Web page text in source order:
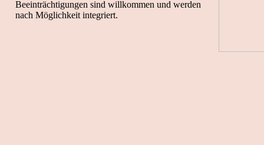
Beeinträchtigungen sind willkommen und werden
nach Möglichkeit integriert.